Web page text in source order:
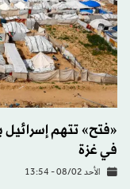
«فتح» تتهم إسرائيل
في غزة
الأحد 08/02 - 13:54